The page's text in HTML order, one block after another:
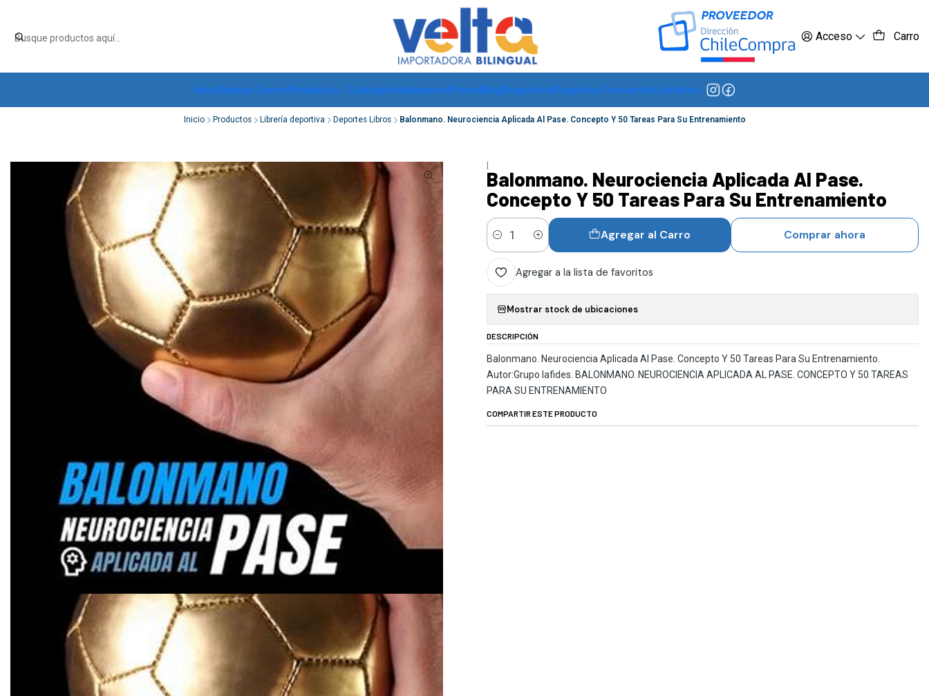
Acceso Carro
InicioQuiénes SomosProductos CatalogoInstalacionesPrensaBlogDespachosPreguntas FrecuentesContacto
Envíos a todo Chile, RM de 1 a 3 días hábiles, regiones -
Inicio Productos Librería deportiva Deportes Libros Balonmano. Neurociencia Aplicada Al Pase. Concepto Y 50 Tareas Para Su Entrenamiento
|
Balonmano. Neurociencia Aplicada Al Pase.
Concepto Y 50 Tareas Para Su Entrenamiento
Cantidad Agregar al Carro Comprar ahora
Agregar a la lista de favoritos
Mostrar stock de ubicaciones
DESCRIPCIÓN
Balonmano. Neurociencia Aplicada Al Pase. Concepto Y 50 Tareas Para Su Entrenamiento.
Autor:Grupo Iafides. BALONMANO. NEUROCIENCIA APLICADA AL PASE. CONCEPTO Y 50 TAREAS
PARA SU ENTRENAMIENTO
COMPARTIR ESTE PRODUCTO